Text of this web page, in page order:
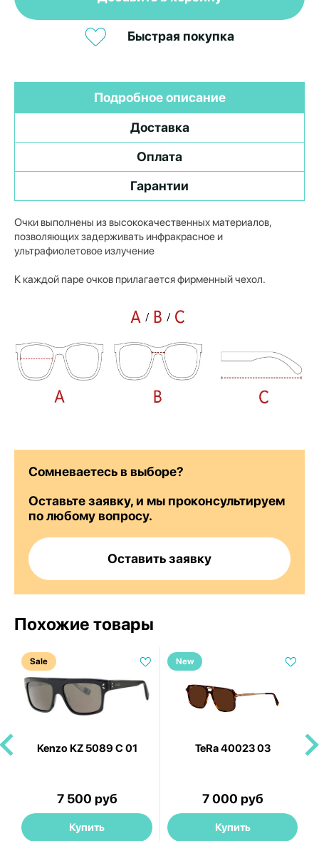
Быстрая покупка
Подробное описание
Доставка
Оплата
Гарантии
Очки выполнены из высококачественных материалов,
позволяющих задерживать инфракрасное и
ультрафиолетовое излучение
К каждой паре очков прилагается фирменный чехол.
Сомневаетесь в выборе?
Оставьте заявку, и мы проконсультируем
по любому вопросу.
Оставить заявку
Похожие товары
Sale
Kenzo KZ 5089 C 01
7 500 руб
Купить
New
TeRa 40023 03
7 000 руб
Купить